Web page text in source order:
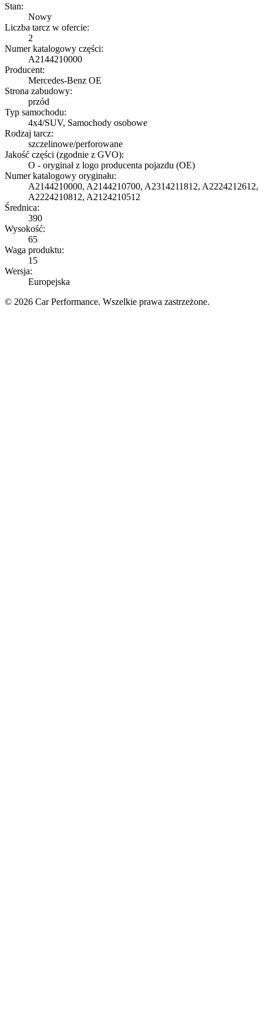
Stan:
Nowy
Liczba tarcz w ofercie:
2
Numer katalogowy części:
A2144210000
Producent:
Mercedes-Benz OE
Strona zabudowy:
przód
Typ samochodu:
4x4/SUV, Samochody osobowe
Rodzaj tarcz:
szczelinowe/perforowane
Jakość części (zgodnie z GVO):
O - oryginał z logo producenta pojazdu (OE)
Numer katalogowy oryginału:
A2144210000, A2144210700, A2314211812, A2224212612,
A2224210812, A2124210512
Średnica:
390
Wysokość:
65
Waga produktu:
15
Wersja:
Europejska
© 2026 Car Performance. Wszelkie prawa zastrzeżone.